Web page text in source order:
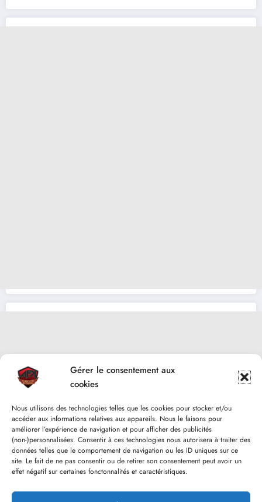
Gérer le consentement aux
cookies
Nous utilisons des technologies telles que les cookies pour stocker et/ou
accéder aux informations relatives aux appareils. Nous le faisons pour
améliorer l’expérience de navigation et pour afficher des publicités
(non-)personnalisées. Consentir à ces technologies nous autorisera à traiter des
données telles que le comportement de navigation ou les ID uniques sur ce
site. Le fait de ne pas consentir ou de retirer son consentement peut avoir un
effet négatif sur certaines fonctonnalités et caractéristiques.